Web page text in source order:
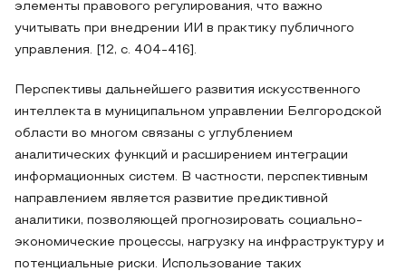
элементы правового регулирования, что важно
учитывать при внедрении ИИ в практику публичного
управления. [12, с. 404-416].
Перспективы дальнейшего развития искусственного
интеллекта в муниципальном управлении Белгородской
области во многом связаны с углублением
аналитических функций и расширением интеграции
информационных систем. В частности, перспективным
направлением является развитие предиктивной
аналитики, позволяющей прогнозировать социально-
экономические процессы, нагрузку на инфраструктуру и
потенциальные риски. Использование таких